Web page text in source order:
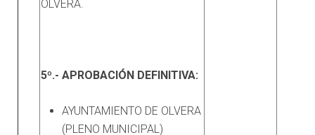
OLVERA.
5º.- APROBACIÓN DEFINITIVA:
AYUNTAMIENTO DE OLVERA
(PLENO MUNICIPAL)